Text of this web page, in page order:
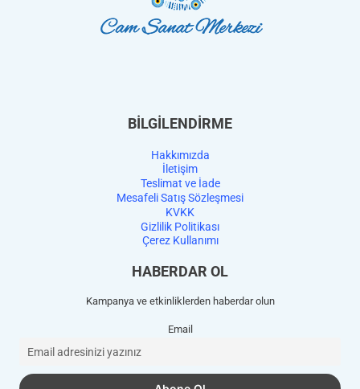
BİLGİLENDİRME
Hakkımızda
İletişim
Teslimat ve İade
Mesafeli Satış Sözleşmesi
KVKK
Gizlilik Politikası
Çerez Kullanımı
HABERDAR OL
Kampanya ve etkinliklerden haberdar olun
Email